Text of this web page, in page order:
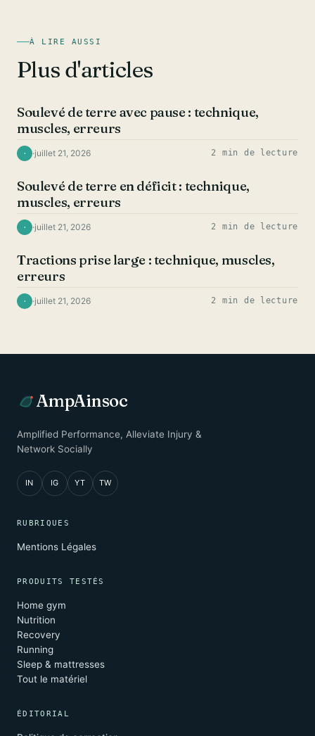
À LIRE AUSSI
Plus d'articles
Soulevé de terre avec pause : technique,
muscles, erreurs
· ·juillet 21, 2026 2 min de lecture
Soulevé de terre en déficit : technique,
muscles, erreurs
· ·juillet 21, 2026 2 min de lecture
Tractions prise large : technique, muscles,
erreurs
· ·juillet 21, 2026 2 min de lecture
AmpAinsoc
Amplified Performance, Alleviate Injury &
Network Socially
IN IG YT TW
RUBRIQUES
Mentions Légales
PRODUITS TESTÉS
Home gym
Nutrition
Recovery
Running
Sleep & mattresses
Tout le matériel
ÉDITORIAL